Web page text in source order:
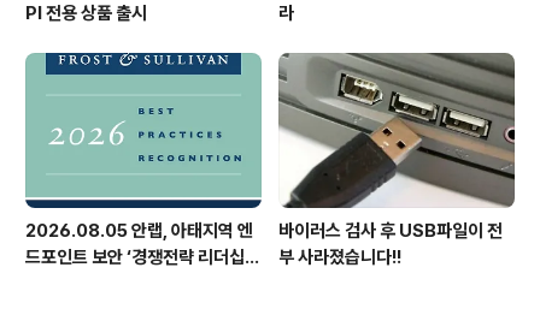
PI 전용 상품 출시
라
2026.08.05 안랩, 아태지역 엔
드포인트 보안 ‘경쟁전략 리더십’
바이러스 검사 후 USB파일이 전
부 사라졌습니다!!